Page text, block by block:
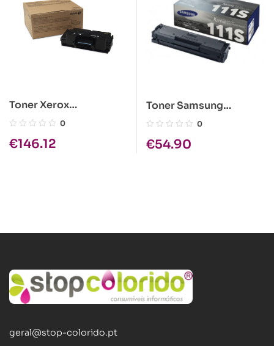
Toner Xerox
Workcentre 3315 / 3325
106R02311
0
€146.12
Toner Samsung
Original MLT-D111S
0
€54.90
geral@stop-colorido.pt